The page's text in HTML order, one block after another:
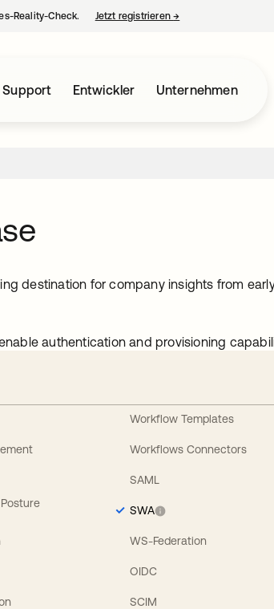
Reality-Check. Jetzt registrieren→
Support Entwickler Unternehmen
destination for company insights from
authentication and provisioning
Workflow Templates
Workflows Connectors
SAML
SWA
WS-Federation
OIDC
SCIM